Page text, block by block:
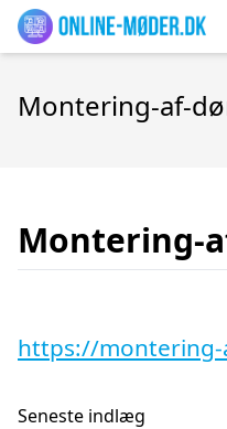
Montering-af-
Montering-
https://
Seneste indlæg